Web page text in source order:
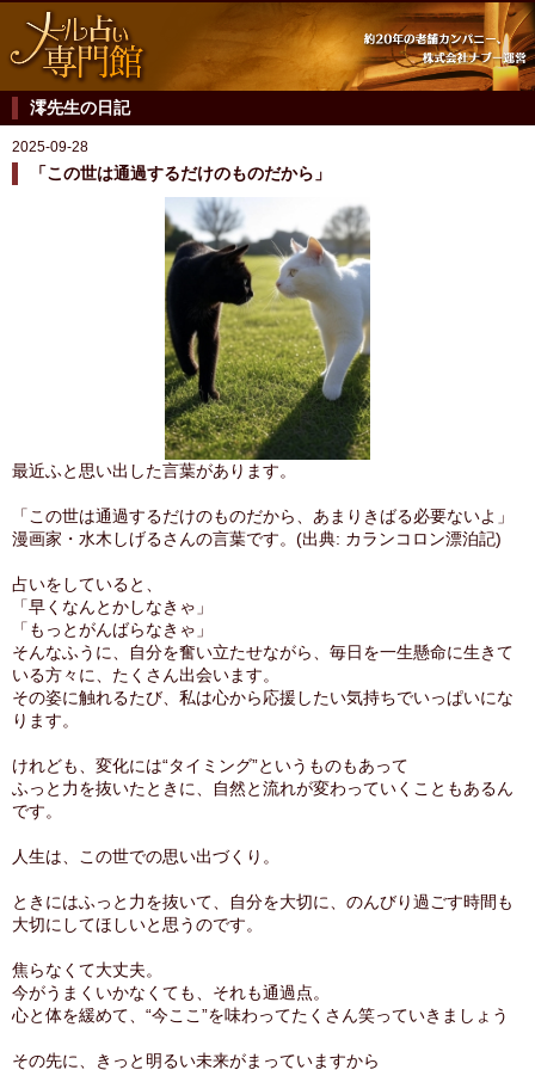
澪先生の日記
2025-09-28
「この世は通過するだけのものだから」
最近ふと思い出した言葉があります。
「この世は通過するだけのものだから、あまりきばる必要ないよ」
漫画家・水木しげるさんの言葉です。(出典: カランコロン漂泊記)
占いをしていると、
「早くなんとかしなきゃ」
「もっとがんばらなきゃ」
そんなふうに、自分を奮い立たせながら、毎日を一生懸命に生きて
いる方々に、たくさん出会います。
その姿に触れるたび、私は心から応援したい気持ちでいっぱいにな
ります。
けれども、変化には“タイミング”というものもあって
ふっと力を抜いたときに、自然と流れが変わっていくこともあるん
です。
人生は、この世での思い出づくり。
ときにはふっと力を抜いて、自分を大切に、のんびり過ごす時間も
大切にしてほしいと思うのです。
焦らなくて大丈夫。
今がうまくいかなくても、それも通過点。
心と体を緩めて、“今ここ”を味わってたくさん笑っていきましょう
その先に、きっと明るい未来がまっていますから